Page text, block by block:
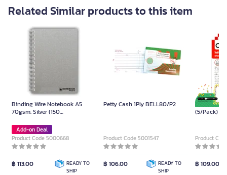
Related Similar products to this item
Binding Wire Notebook A5
70gsm. Silver (150
Add-on Deal
Product Code 5000668
฿ 113.00
READY TO
SHIP
Petty Cash 1Ply BELL80/P2
Product Code 5001547
฿ 106.00
READY TO
SHIP
Drink Order
(5/Pack)
Product
฿ 109.00